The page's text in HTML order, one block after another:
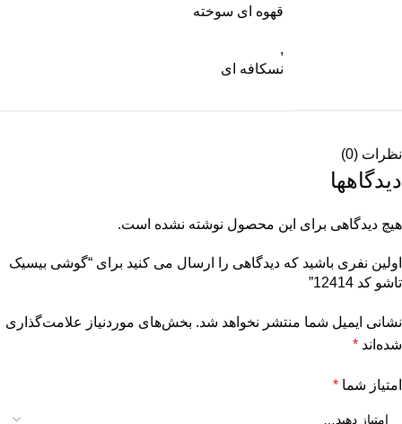
قهوه ای سوخته
,
نسکافه ای
نظرات (0)
دیدگاهها
هیچ دیدگاهی برای این محصول نوشته نشده است.
اولین نفری باشید که دیدگاهی را ارسال می کنید برای “گوشی بیسیک
تاشو کد 12414”
نشانی ایمیل شما منتشر نخواهد شد. بخش‌های موردنیاز علامت‌گذاری
شده‌اند *
امتیاز شما *